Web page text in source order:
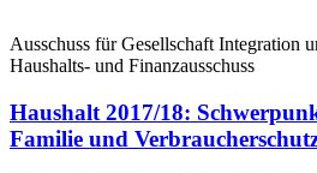
Ausschuss für Gesellschaft Integration
Haushalts- und Finanzausschuss
Haushalt 2017/18:
Familie und